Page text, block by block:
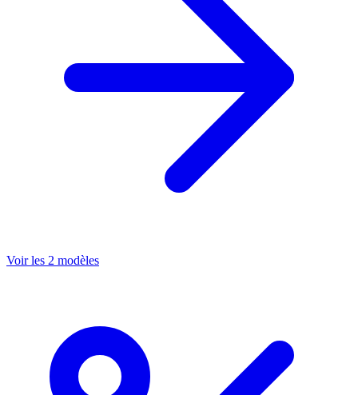
Voir les 2 modèles